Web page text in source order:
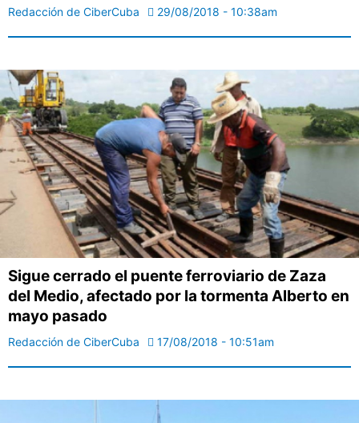
Redacción de CiberCuba 29/08/2018 - 10:38am
Sigue cerrado el puente ferroviario de Zaza
del Medio, afectado por la tormenta Alberto en
mayo pasado
Redacción de CiberCuba 17/08/2018 - 10:51am